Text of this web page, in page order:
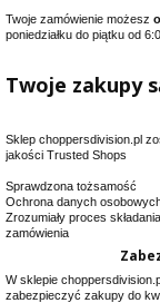
Twoje zamówienie możesz
poniedziałku do piątku od
Twoje zakupy
Sklep choppersdivision.pl
jakości Trusted Shops
Sprawdzona tożsamość
Ochrona danych
Zrozumiały proces składania
zamówienia
W sklepie
zabezpieczyć zakupy do